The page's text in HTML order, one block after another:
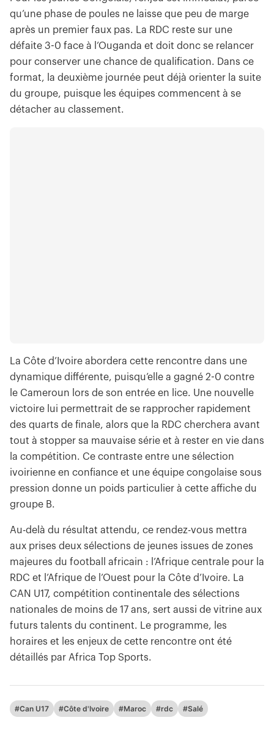
qu’une phase de poules ne laisse que peu de marge
après un premier faux pas. La RDC reste sur une
défaite 3-0 face à l’Ouganda et doit donc se relancer
pour conserver une chance de qualification. Dans ce
format, la deuxième journée peut déjà orienter la suite
du groupe, puisque les équipes commencent à se
détacher au classement.
La Côte d’Ivoire abordera cette rencontre dans une
dynamique différente, puisqu’elle a gagné 2-0 contre
le Cameroun lors de son entrée en lice. Une nouvelle
victoire lui permettrait de se rapprocher rapidement
des quarts de finale, alors que la RDC cherchera avant
tout à stopper sa mauvaise série et à rester en vie dans
la compétition. Ce contraste entre une sélection
ivoirienne en confiance et une équipe congolaise sous
pression donne un poids particulier à cette affiche du
groupe B.
Au-delà du résultat attendu, ce rendez-vous mettra
aux prises deux sélections de jeunes issues de zones
majeures du football africain : l’Afrique centrale pour la
RDC et l’Afrique de l’Ouest pour la Côte d’Ivoire. La
CAN U17, compétition continentale des sélections
nationales de moins de 17 ans, sert aussi de vitrine aux
futurs talents du continent. Le programme, les
horaires et les enjeux de cette rencontre ont été
détaillés par Africa Top Sports.
#Can U17 #Côte d'Ivoire #Maroc #rdc #Salé